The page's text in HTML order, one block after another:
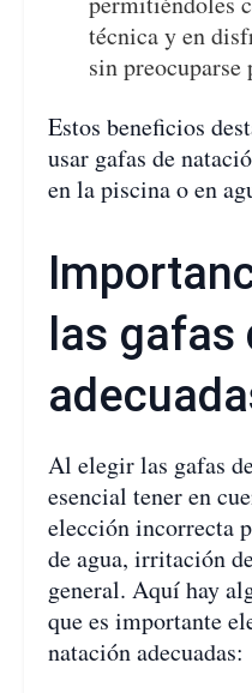
técnica y en
sin
Estos beneficios
usar gafas de
en la piscina o en
las
Al elegir las gafas
esencial tener en
elección incorrecta
de agua, irritación
general. Aquí hay
que es importante
natación adecuadas: